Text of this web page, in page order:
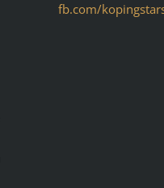
fb.com/